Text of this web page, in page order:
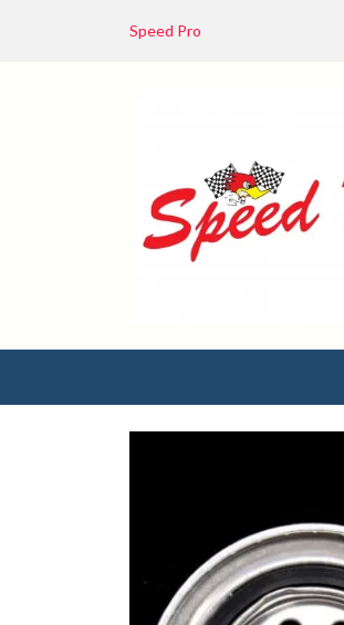
Speed Pro